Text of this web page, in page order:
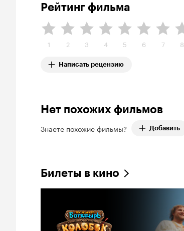
Рейтинг фильма
1 2 3 4 5 6 7 8
Написать рецензию
Нет похожих фильмов
Знаете похожие фильмы? Добавить
Билеты в кино